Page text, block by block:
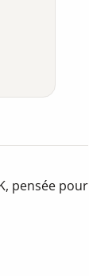
pensée pour